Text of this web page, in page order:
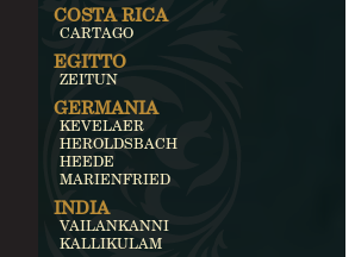
COSTA RICA
CARTAGO
EGITTO
ZEITUN
GERMANIA
KEVELAER
HEROLDSBACH
HEEDE
MARIENFRIED
INDIA
VAILANKANNI
KALLIKULAM